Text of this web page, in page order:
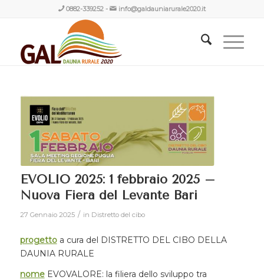
0882-339252- info@galdauniarurale2020.it
EVOLIO 2025: 1 febbraio 2025 –
Nuova Fiera del Levante Bari
27 Gennaio 2025 / in Distretto del cibo
progettoa cura del DISTRETTO DEL CIBO DELLA
DAUNIA RURALE
nomeEVOVALORE: la filiera dello sviluppo tra